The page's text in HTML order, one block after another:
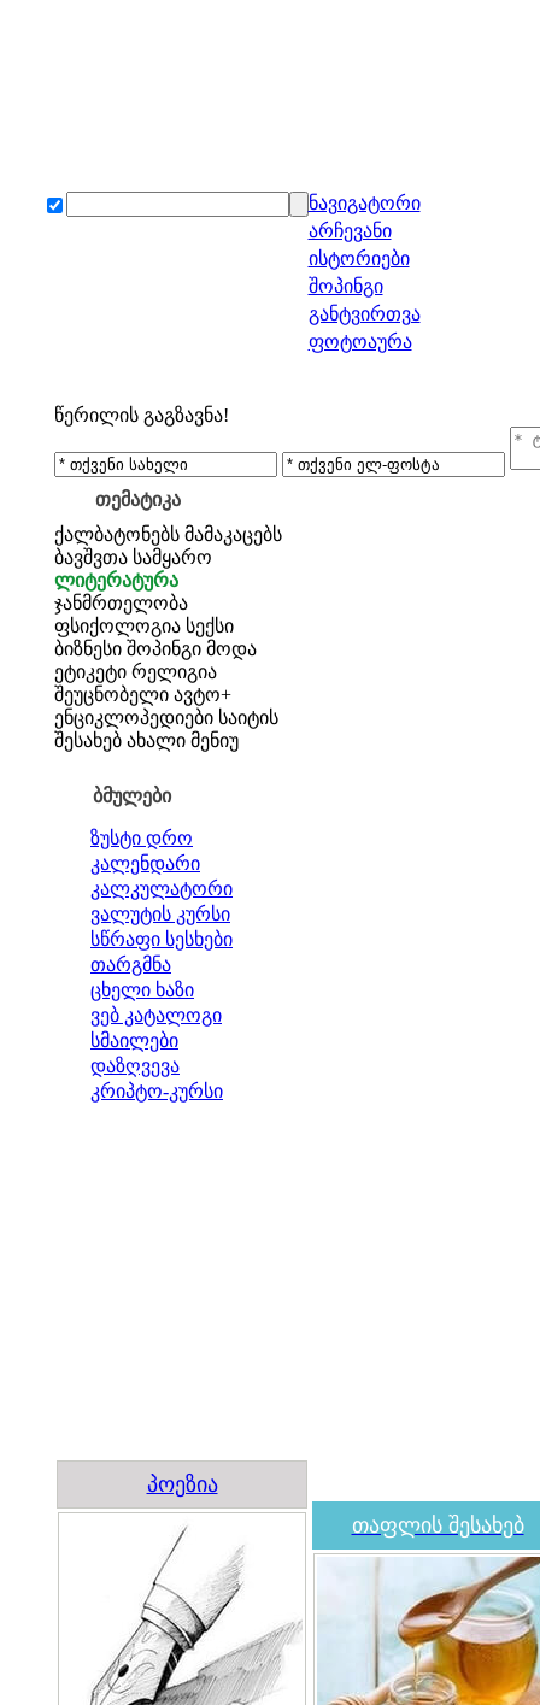
ნავიგატორი
არჩევანი
ისტორიები
შოპინგი
განტვირთვა
ფოტოაურა
წერილის გაგზავნა!
თემატიკა
ქალბატონებს მამაკაცებს
ბავშვთა სამყარო
ლიტერატურა
ჯანმრთელობა
ფსიქოლოგია სექსი
ბიზნესი შოპინგი მოდა
ეტიკეტი რელიგია
შეუცნობელი ავტო+
ენციკლოპედიები საიტის
შესახებ ახალი მენიუ
ბმულები
ზუსტი დრო
კალენდარი
კალკულატორი
ვალუტის კურსი
სწრაფი სესხები
თარგმნა
ცხელი ხაზი
ვებ კატალოგი
სმაილები
დაზღვევა
კრიპტო-კურსი
პოეზია
თაფლის შესახებ